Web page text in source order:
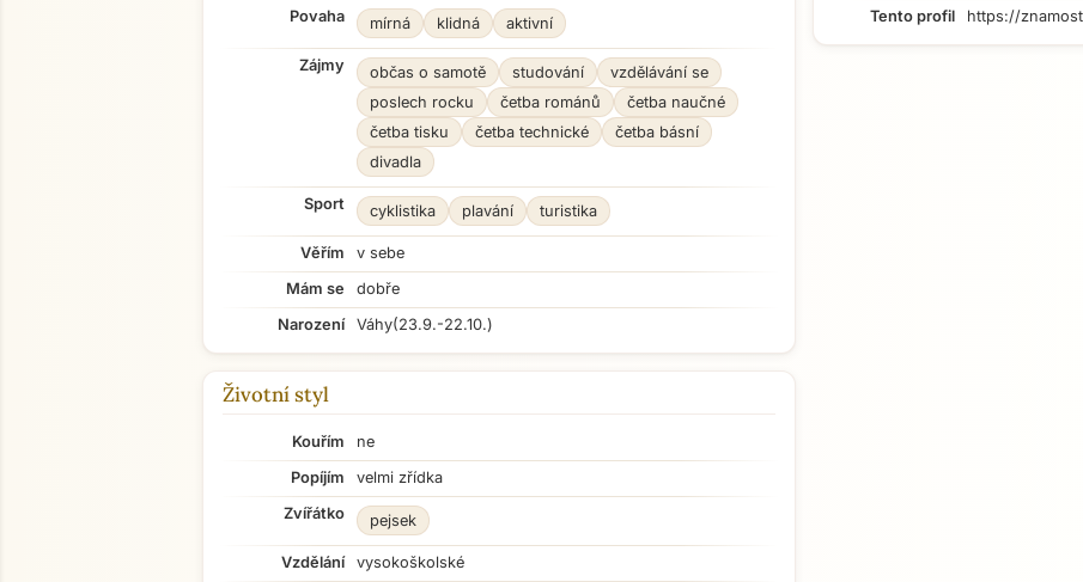
Povaha mírná klidná aktivní
Zájmy občas o samotě studování
vzdělávání se
poslech rocku
četba románů
četba naučné
četba tisku
četba technické
četba básní
divadla
Sport cyklistika plavání turistika
Věřím
v sebe
Mám se
dobře
Narození
Váhy(23.9.-22.10.)
Životní styl
Kouřím
ne
Popíjím
velmi zřídka
Zvířátko
pejsek
Vzdělání
vysokoškolské
Tento profil
https://